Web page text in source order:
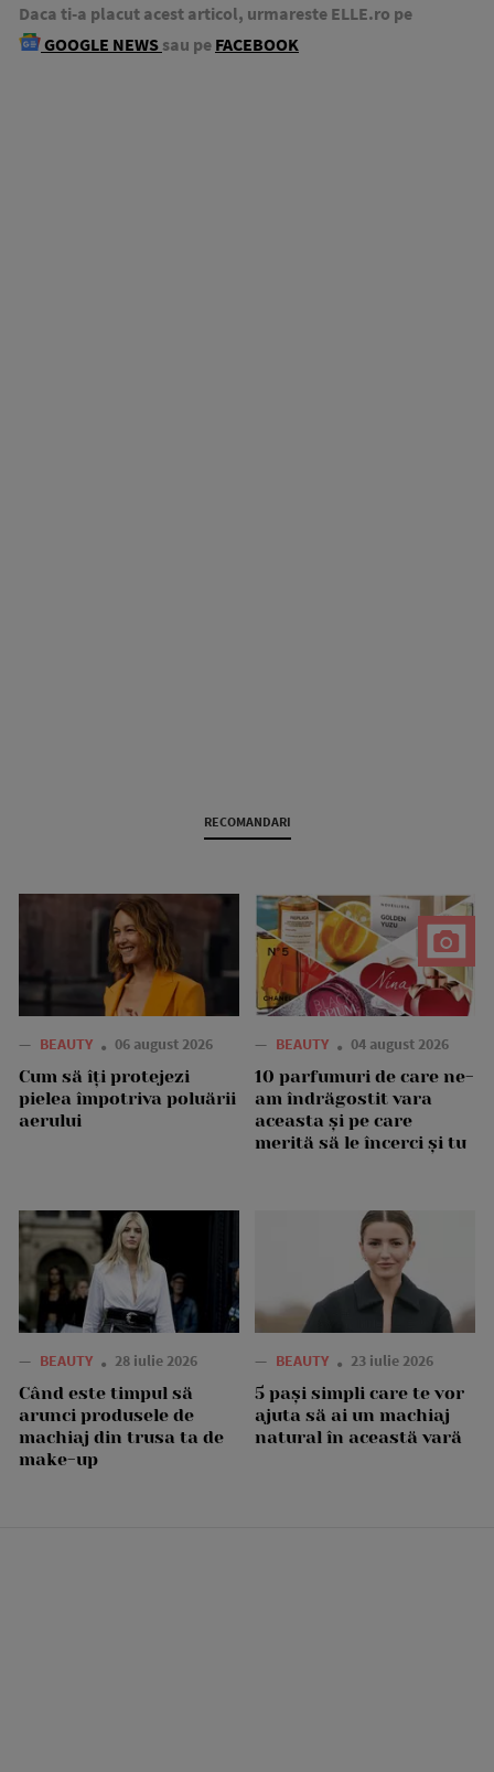
Daca ti-a placut acest articol, urmareste ELLE.ro pe
GOOGLE NEWS sau pe FACEBOOK
RECOMANDARI
— BEAUTY 06 august 2026
Cum să îți protejezi
pielea împotriva poluării
aerului
— BEAUTY 04 august 2026
10 parfumuri de care ne-
am îndrăgostit vara
aceasta și pe care
merită să le încerci și tu
— BEAUTY 28 iulie 2026
Când este timpul să
arunci produsele de
machiaj din trusa ta de
make-up
— BEAUTY 23 iulie 2026
5 pași simpli care te vor
ajuta să ai un machiaj
natural în această vară